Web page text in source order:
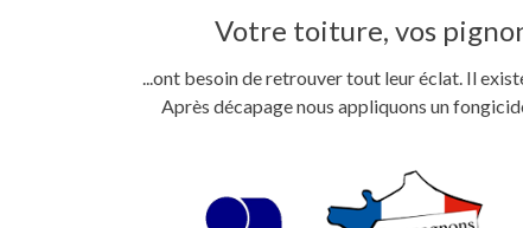
Votre toiture, vos
...ont besoin de retrouver tout leur éclat. Il
Après décapage nous appliquons un